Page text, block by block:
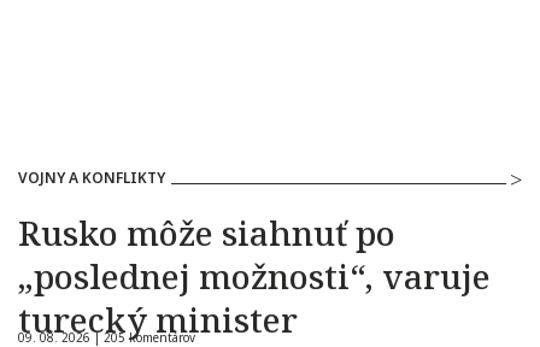
VOJNY A KONFLIKTY
Rusko môže siahnuť po
„poslednej možnosti“, varuje
turecký minister
09. 08. 2026 |205 komentárov